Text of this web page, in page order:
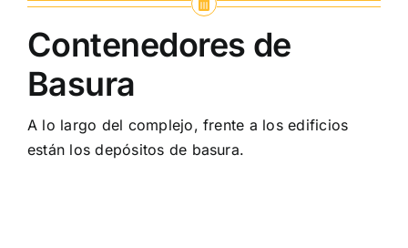
Contenedores de
Basura
A lo largo del complejo, frente a los edificios
están los depósitos de basura.